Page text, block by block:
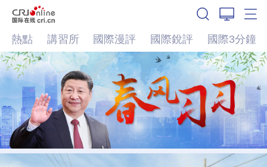
熱點 講習所 國際漫評 國際銳評 國際3分鐘